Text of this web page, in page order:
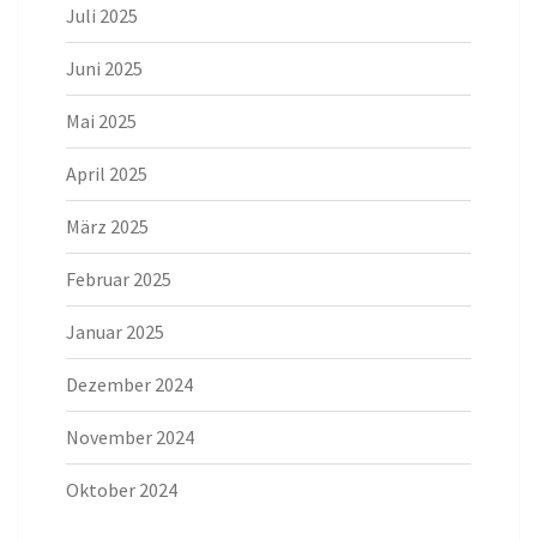
Juli 2025
Juni 2025
Mai 2025
April 2025
März 2025
Februar 2025
Januar 2025
Dezember 2024
November 2024
Oktober 2024